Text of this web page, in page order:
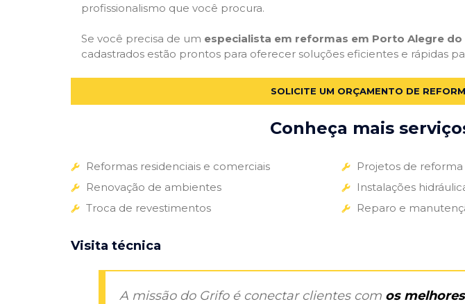
profissionalismo que você procura.
Se você precisa de um especialista em reformas em Porto Alegre do
cadastrados estão prontos para oferecer soluções eficientes e rápidas
SOLICITE UM ORÇAMENTO DE
Conheça mais
Reformas residenciais e comerciais
Renovação de ambientes
Troca de revestimentos
Projetos de reforma
Instalações
Reparo e
Visita técnica
A missão do Grifo é conectar clientes com os